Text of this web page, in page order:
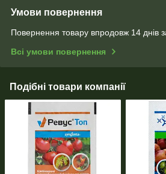
Умови повернення
Повернення товару впродовж 14 днів
Всі умови повернення
Подібні товари компанії